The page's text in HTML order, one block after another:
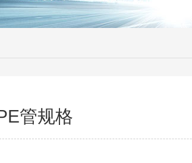
管规格